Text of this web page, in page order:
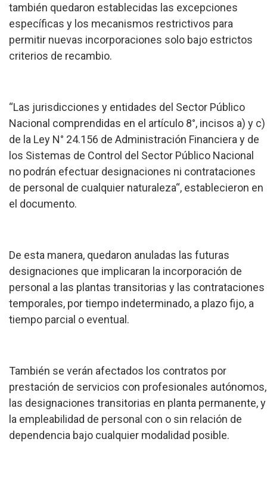
también quedaron establecidas las excepciones
específicas y los mecanismos restrictivos para
permitir nuevas incorporaciones solo bajo estrictos
criterios de recambio.
“Las jurisdicciones y entidades del Sector Público
Nacional comprendidas en el artículo 8°, incisos a) y c)
de la Ley N° 24.156 de Administración Financiera y de
los Sistemas de Control del Sector Público Nacional
no podrán efectuar designaciones ni contrataciones
de personal de cualquier naturaleza“, establecieron en
el documento.
De esta manera, quedaron anuladas las futuras
designaciones que implicaran la incorporación de
personal a las plantas transitorias y las contrataciones
temporales, por tiempo indeterminado, a plazo fijo, a
tiempo parcial o eventual.
También se verán afectados los contratos por
prestación de servicios con profesionales autónomos,
las designaciones transitorias en planta permanente, y
la empleabilidad de personal con o sin relación de
dependencia bajo cualquier modalidad posible.